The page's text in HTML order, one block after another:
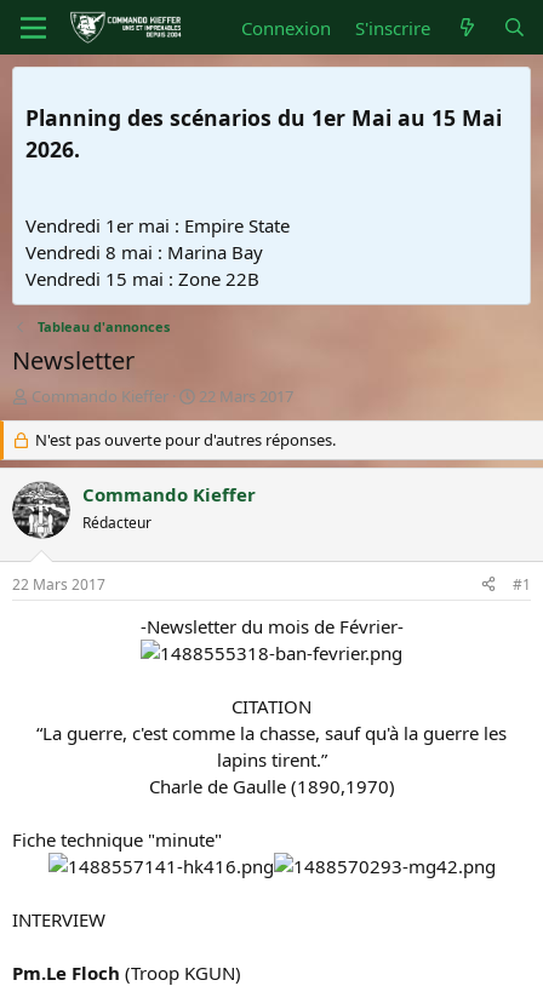
Connexion S'inscrire
Planning des scénarios du 1er Mai au 15 Mai
2026.
Vendredi 1er mai : Empire State
Vendredi 8 mai : Marina Bay
Vendredi 15 mai : Zone 22B
Tableau d'annonces
Newsletter
A
u
e
u
r
d
u
s
u
Commando Kieffer
D
a
t
e
d
é
u
t
22 Mars 2017
N'est pas ouverte pour d'autres réponses.
Commando Kieffer
Rédacteur
22 Mars 2017 #1
-Newsletter du mois de Février-
CITATION
“La guerre, c'est comme la chasse, sauf qu'à la guerre les
lapins tirent.”
Charle de Gaulle (1890,1970)​
Fiche technique "minute"
INTERVIEW
Pm.Le Floch (Troop KGUN)